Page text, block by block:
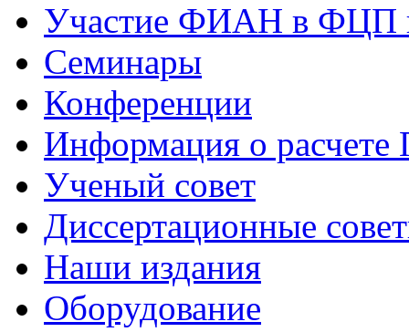
Участие ФИАН в ФЦП
Семинары
Конференции
Информация о
Ученый совет
Диссертационные
Наши издания
Оборудование